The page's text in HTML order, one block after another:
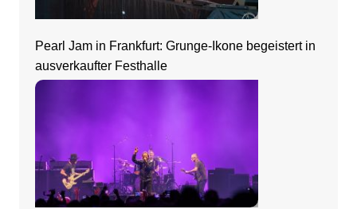
Pearl Jam in Frankfurt: Grunge-Ikone begeistert in
ausverkaufter Festhalle